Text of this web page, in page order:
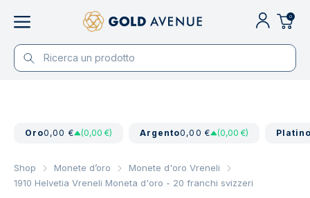
0
Oro0,00 € (0,00 €) Argento0,00 € (0,00 €)
Shop Monete d’oro
Monete d'oro Vreneli
1910 Helvetia Vreneli Moneta d'oro - 20 franchi svizzeri